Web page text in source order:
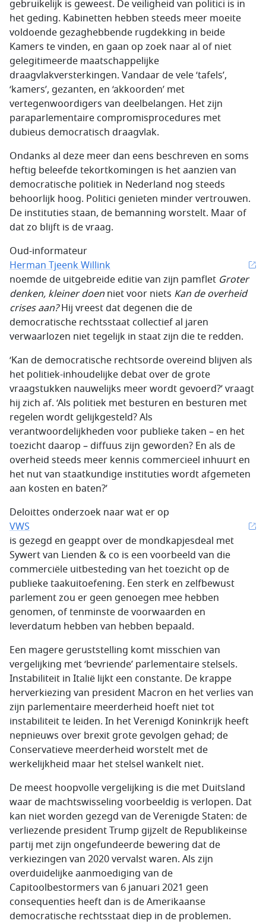
gebruikelijk is geweest. De veiligheid van politici is in
het geding. Kabinetten hebben steeds meer moeite
voldoende gezaghebbende rugdekking in beide
Kamers te vinden, en gaan op zoek naar al of niet
gelegitimeerde maatschappelijke
draagvlakversterkingen. Vandaar de vele ‘tafels’,
‘kamers’, gezanten, en ‘akkoorden’ met
vertegenwoordigers van deelbelangen. Het zijn
paraparlementaire compromisprocedures met
dubieus democratisch draagvlak.
Ondanks al deze meer dan eens beschreven en soms
heftig beleefde tekortkomingen is het aanzien van
democratische politiek in Nederland nog steeds
behoorlijk hoog. Politici genieten minder vertrouwen.
De instituties staan, de bemanning worstelt. Maar of
dat zo blijft is de vraag.
Oud-informateur
Herman Tjeenk Willink
noemde de uitgebreide editie van zijn pamflet Groter
denken, kleiner doen niet voor niets Kan de overheid
crises aan?Hij vreest dat degenen die de
democratische rechtsstaat collectief al jaren
verwaarlozen niet tegelijk in staat zijn die te redden.
‘Kan de democratische rechtsorde overeind blijven als
het politiek-inhoudelijke debat over de grote
vraagstukken nauwelijks meer wordt gevoerd?’ vraagt
hij zich af. ‘Als politiek met besturen en besturen met
regelen wordt gelijkgesteld? Als
verantwoordelijkheden voor publieke taken – en het
toezicht daarop – diffuus zijn geworden? En als de
overheid steeds meer kennis commercieel inhuurt en
het nut van staatkundige instituties wordt afgemeten
aan kosten en baten?’
Deloittes onderzoek naar wat er op
VWS
is gezegd en geappt over de mondkapjesdeal met
Sywert van Lienden & co is een voorbeeld van die
commerciële uitbesteding van het toezicht op de
publieke taakuitoefening. Een sterk en zelfbewust
parlement zou er geen genoegen mee hebben
genomen, of tenminste de voorwaarden en
leverdatum hebben van hebben bepaald.
Een magere geruststelling komt misschien van
vergelijking met ‘bevriende’ parlementaire stelsels.
Instabiliteit in Italië lijkt een constante. De krappe
herverkiezing van president Macron en het verlies van
zijn parlementaire meerderheid hoeft niet tot
instabiliteit te leiden. In het Verenigd Koninkrijk heeft
nepnieuws over brexit grote gevolgen gehad; de
Conservatieve meerderheid worstelt met de
werkelijkheid maar het stelsel wankelt niet.
De meest hoopvolle vergelijking is die met Duitsland
waar de machtswisseling voorbeeldig is verlopen. Dat
kan niet worden gezegd van de Verenigde Staten: de
verliezende president Trump gijzelt de Republikeinse
partij met zijn ongefundeerde bewering dat de
verkiezingen van 2020 vervalst waren. Als zijn
overduidelijke aanmoediging van de
Capitoolbestormers van 6 januari 2021 geen
consequenties heeft dan is de Amerikaanse
democratische rechtsstaat diep in de problemen.